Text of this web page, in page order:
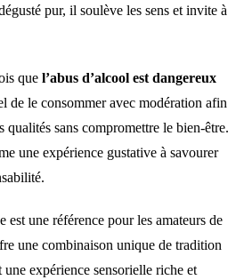
pur, il soulève les sens et invite à
que l’abus d’alcool est dangereux
de le consommer avec modération afin
qualités sans compromettre le bien-être.
une expérience gustative à savourer
une référence pour les amateurs de
une combinaison unique de tradition
expérience sensorielle riche et